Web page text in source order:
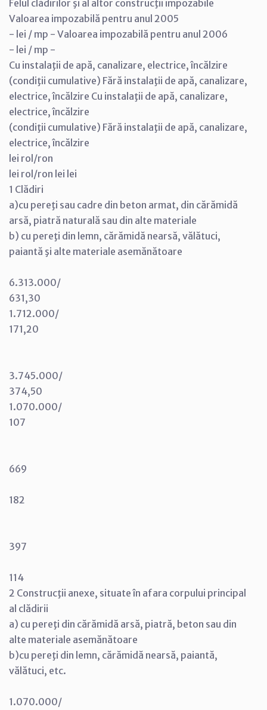
Felul clădirilor şi al altor construcţii impozabile
Valoarea impozabilă pentru anul 2005
- lei / mp - Valoarea impozabilă pentru anul 2006
- lei / mp -
Cu instalaţii de apă, canalizare, electrice, încălzire
(condiţii cumulative) Fără instalaţii de apă, canalizare,
electrice, încălzire Cu instalaţii de apă, canalizare,
electrice, încălzire
(condiţii cumulative) Fără instalaţii de apă, canalizare,
electrice, încălzire
lei rol/ron
lei rol/ron lei lei
1 Clădiri
a)cu pereţi sau cadre din beton armat, din cărămidă
arsă, piatră naturală sau din alte materiale
b) cu pereţi din lemn, cărămidă nearsă, vălătuci,
paiantă şi alte materiale asemănătoare
6.313.000/
631,30
1.712.000/
171,20
3.745.000/
374,50
1.070.000/
107
669
182
397
114
2 Construcţii anexe, situate în afara corpului principal
al clădirii
a) cu pereţi din cărămidă arsă, piatră, beton sau din
alte materiale asemănătoare
b)cu pereţi din lemn, cărămidă nearsă, paiantă,
vălătuci, etc.
1.070.000/